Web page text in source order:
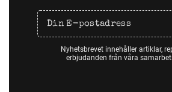
Nyhetsbrevet innehåller artiklar,
erbjudanden från våra